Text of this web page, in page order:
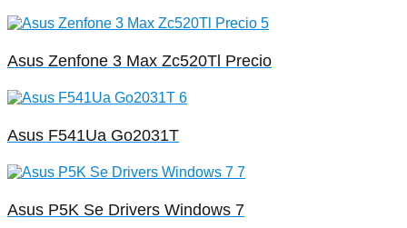
Asus Zenfone 3 Max Zc520Tl Precio
Asus F541Ua Go2031T
Asus P5K Se Drivers Windows 7